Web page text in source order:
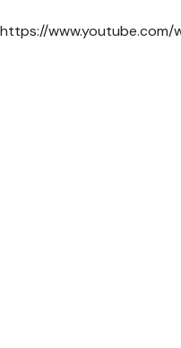
https://www.youtube.com/